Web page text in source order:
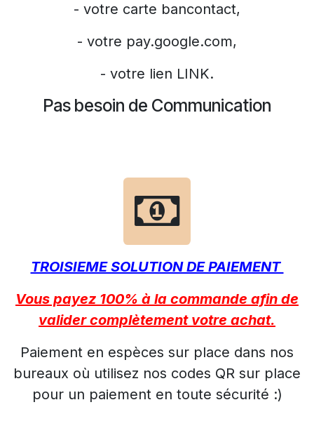
- votre carte bancontact,
- votre pay.google.com,
- votre lien LINK.
Pas besoin de Communication
TROISIEME SOLUTION DE PAIEMENT
Vous payez 100% à la commande afin de
valider complètement votre achat.
Paiement en espèces sur place dans nos
bureaux où utilisez nos codes QR sur place
pour un paiement en toute sécurité :)